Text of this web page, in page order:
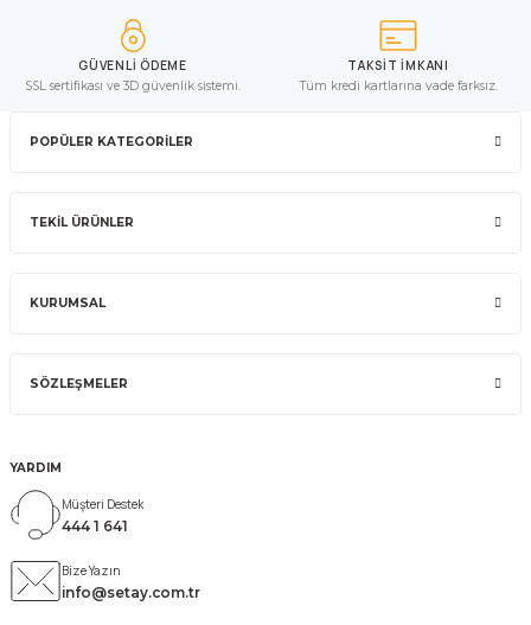
GÜVENLİ ÖDEME
SSL sertifikası ve 3D güvenlik sistemi.
TAKSİT İMKANI
Tüm kredi kartlarına vade farksız.
POPÜLER KATEGORİLER
TEKİL ÜRÜNLER
KURUMSAL
SÖZLEŞMELER
YARDIM
Müşteri Destek
444 1 641
Bize Yazın
info@setay.com.tr